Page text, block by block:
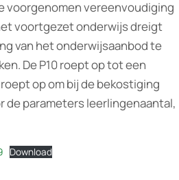
voorgenomen vereenvoudiging
voortgezet onderwijs dreigt
van het onderwijsaanbod te
De P10 roept op tot een
op om bij de bekostiging
de parameters leerlingenaantal,
Download